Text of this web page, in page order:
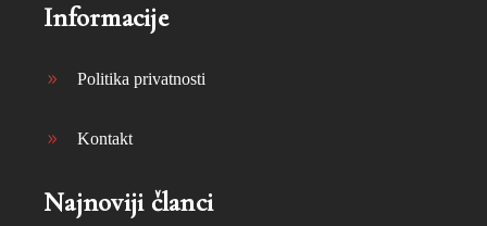
Informacije
Politika privatnosti
Kontakt
Najnoviji članci